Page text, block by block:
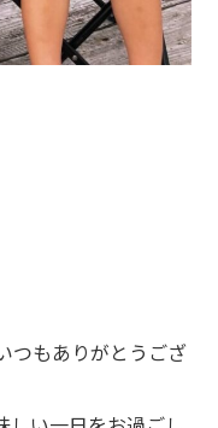
つもありがとうござ